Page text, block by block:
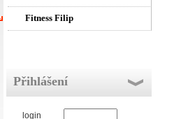
Fitness Filip
Přihlášení
login